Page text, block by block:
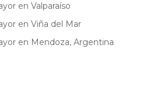
en Valparaíso
en Viña del Mar
en Mendoza, Argentina